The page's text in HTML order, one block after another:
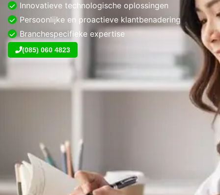
Innovatieve technologische oplossingen
Persoonlijke en proactieve klantbenadering
Branchespecifieke expertise
(085) 060 4823